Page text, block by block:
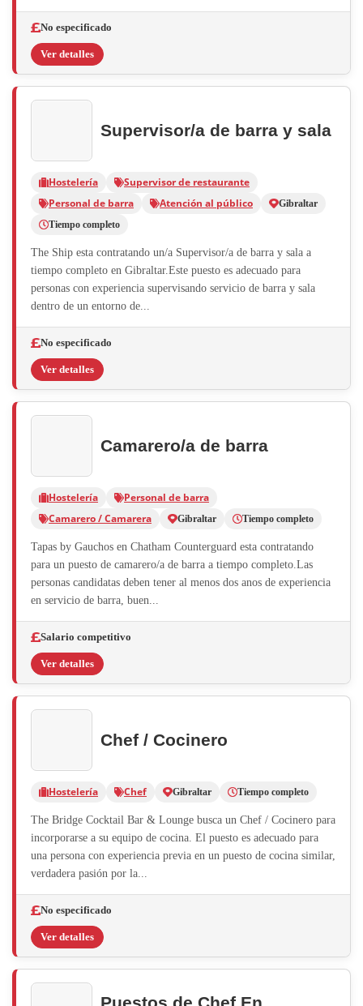
No especificado
Ver detalles
Supervisor/a de barra y sala
Hostelería
Supervisor de restaurante
Personal de barra
Atención al público
Gibraltar
Tiempo completo
The Ship esta contratando un/a Supervisor/a de barra y sala a
tiempo completo en Gibraltar.Este puesto es adecuado para
personas con experiencia supervisando servicio de barra y sala
dentro de un entorno de...
No especificado
Ver detalles
Camarero/a de barra
Hostelería
Personal de barra
Camarero / Camarera
Gibraltar Tiempo completo
Tapas by Gauchos en Chatham Counterguard esta contratando
para un puesto de camarero/a de barra a tiempo completo.Las
personas candidatas deben tener al menos dos anos de experiencia
en servicio de barra, buen...
Salario competitivo
Ver detalles
Chef / Cocinero
Hostelería Chef Gibraltar Tiempo completo
The Bridge Cocktail Bar & Lounge busca un Chef / Cocinero para
incorporarse a su equipo de cocina. El puesto es adecuado para
una persona con experiencia previa en un puesto de cocina similar,
verdadera pasión por la...
No especificado
Ver detalles
Puestos de Chef En